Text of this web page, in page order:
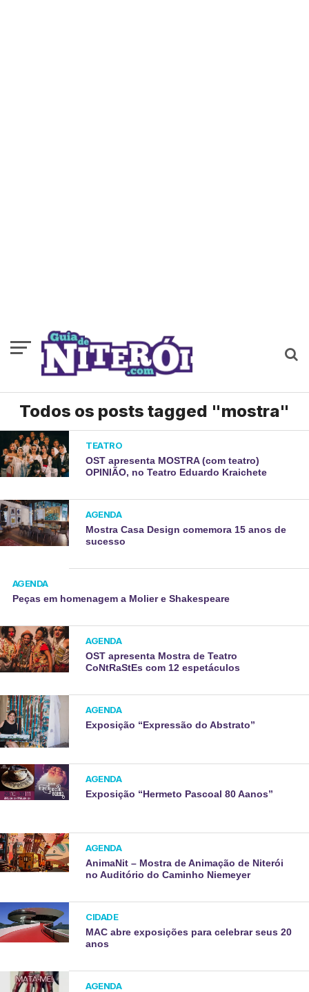
Todos os posts tagged "mostra"
TEATRO
OST apresenta MOSTRA (com teatro)
OPINIÃO, no Teatro Eduardo Kraichete
AGENDA
Mostra Casa Design comemora 15 anos de
sucesso
AGENDA
Peças em homenagem a Molier e Shakespeare
AGENDA
OST apresenta Mostra de Teatro
CoNtRaStEs com 12 espetáculos
AGENDA
Exposição “Expressão do Abstrato”
AGENDA
Exposição “Hermeto Pascoal 80 Aanos”
AGENDA
AnimaNit – Mostra de Animação de Niterói
no Auditório do Caminho Niemeyer
CIDADE
MAC abre exposições para celebrar seus 20
anos
AGENDA